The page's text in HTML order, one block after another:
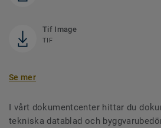
Tif Image
TIF
Se mer
I vårt dokumentcenter hittar du
tekniska datablad och